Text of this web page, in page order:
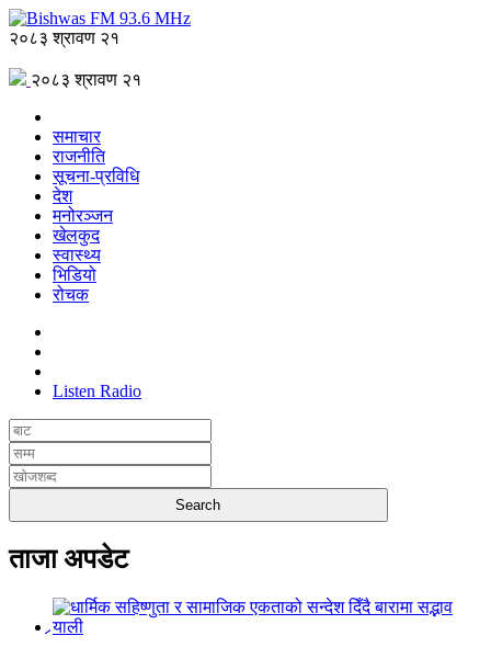
२०८३ श्रावण २१
२०८३ श्रावण २१
समाचार
राजनीति
सूचना-प्रविधि
देश
मनोरञ्जन
खेलकुद
स्वास्थ्य
भिडियो
रोचक
Listen Radio
ताजा अपडेट